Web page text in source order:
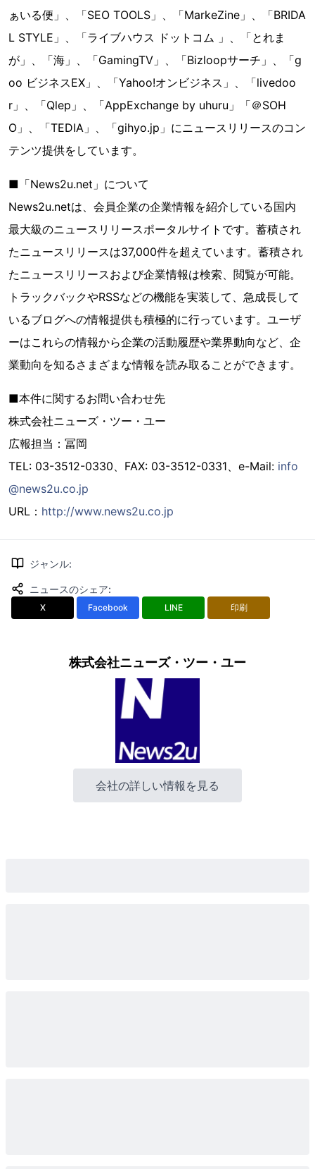
ぁいる便」、「SEO TOOLS」、「MarkeZine」、「BRIDA
L STYLE」、「ライブハウス ドットコム 」、「とれま
が」、「海」、「GamingTV」、「Bizloopサーチ」、「g
oo ビジネスEX」、「Yahoo!オンビジネス」、「livedoo
r」、「Qlep」、「AppExchange by uhuru」「＠SOH
O」、「TEDIA」、「gihyo.jp」にニュースリリースのコン
テンツ提供をしています。
■「News2u.net」について
News2u.netは、会員企業の企業情報を紹介している国内
最大級のニュースリリースポータルサイトです。蓄積され
たニュースリリースは37,000件を超えています。蓄積され
たニュースリリースおよび企業情報は検索、閲覧が可能。
トラックバックやRSSなどの機能を実装して、急成長して
いるブログへの情報提供も積極的に行っています。ユーザ
ーはこれらの情報から企業の活動履歴や業界動向など、企
業動向を知るさまざまな情報を読み取ることができます。
■本件に関するお問い合わせ先
株式会社ニューズ・ツー・ユー
広報担当：冨岡
TEL: 03-3512-0330、FAX: 03-3512-0331、e-Mail: info
@news2u.co.jp
URL： http://www.news2u.co.jp
ジャンル:
ニュースのシェア:
X Facebook LINE 印刷
株式会社ニューズ・ツー・ユー
会社の詳しい情報を見る